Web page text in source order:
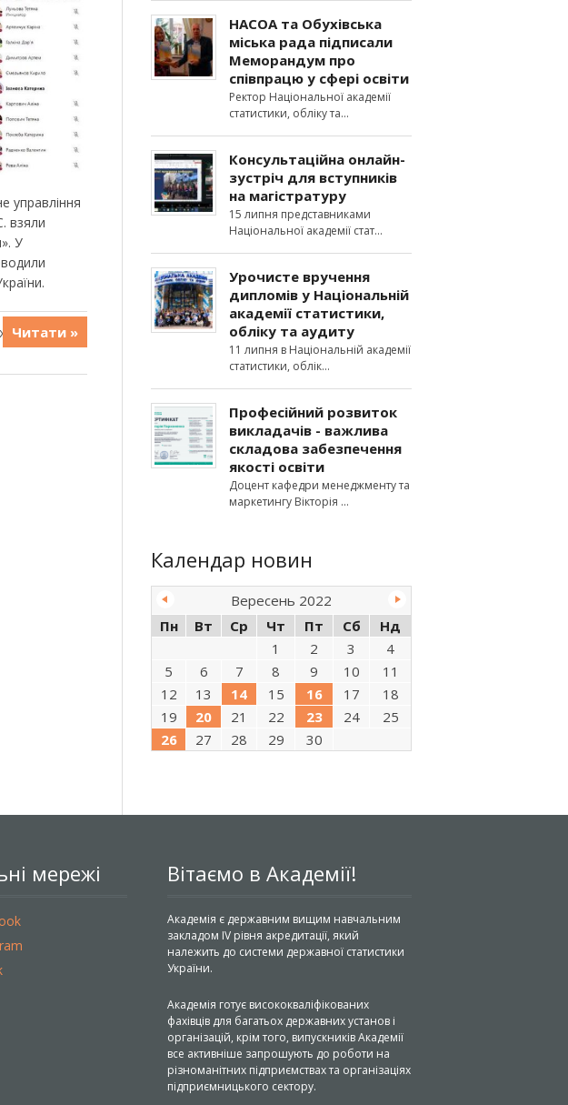
управління
взяли
У
Читати »
НАСОА та Обухівська
міська рада підписали
Меморандум про
співпрацю у сфері освіти
Ректор Національної академії
статистики, обліку та
Консультаційна онлайн-
зустріч для вступників
на магістратуру
15 липня представниками
Національної академії стат
Урочисте вручення
дипломів у Національній
академії статистики,
обліку та аудиту
11 липня в Національній академії
статистики, облік
Професійний розвиток
викладачів - важлива
складова забезпечення
якості освіти
Доцент кафедри менеджменту та
маркетингу Вікторія
Календар новин
Вересень 2022
Пн
Вт Ср Чт Пт Сб
Нд
1
2 3
4
5
6 7 8 9 10
11
12
13 14 15 16 17
18
19
20 21 22 23 24
25
26
27 28 29 30
мережі Вітаємо в Академії!
Академія є державним вищим навчальним
закладом IV рівня акредитації, який
належить до системи державної статистики
України.
Академія готує висококваліфікованих
фахівців для багатьох державних установ і
організацій, крім того, випускників Академії
все активніше запрошують до роботи на
різноманітних підприємствах та організаціях
підприємницького сектору.